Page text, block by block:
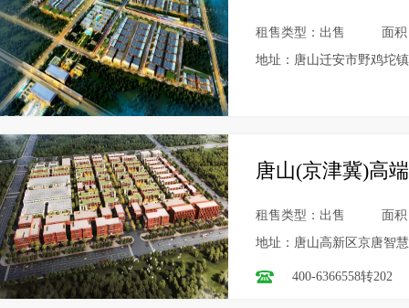
租售类型：出售
面
地址：唐山迁安市野鸡坨镇
唐山(京津冀)高
租售类型：出售
面
地址：唐山高新区京唐智
400-6366558转202